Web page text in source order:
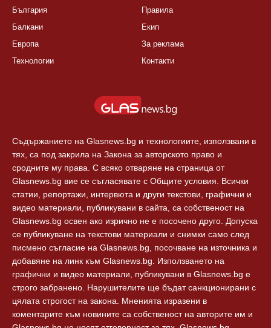
България
Балкани
Европа
Технологии
Правила
Екип
За реклама
Контакти
Съдържанието на Glasnews.bg и технологиите, използвани в
тях, са под закрила на Закона за авторското право и
сродните му права. С всяко отваряне на страница от
Glasnews.bg вие се съгласявате с Общите условия. Всички
статии, репортажи, интервюта и други текстови, графични и
видео материали, публикувани в сайта, са собственост на
Glasnews.bg освен ако изрично не е посочено друго. Допуска
се публикуване на текстови материали и снимки само след
писмено съгласие на Glasnews.bg, посочване на източника и
добавяне на линк към Glasnews.bg. Използването на
графични и видео материали, публикувани в Glasnews.bg е
строго забранено. Нарушителите ще бъдат санкционирани с
цялата строгост на закона. Мненията изразени в
коментарите към новините са собственост на авторите им и